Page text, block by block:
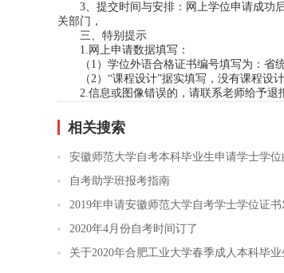
3、提交时间与安排：网上学位申请成功
关部门，
三、特别提示
1.网上申请数据填写：
（1）学位外语合格证书编号填写为：省
（2）“课程设计”据实填写，没有课程设
2.信息或图像错误的，请联系老师给予退
相关搜索
自考助学班报考指南
2020年4月份自考时间订了